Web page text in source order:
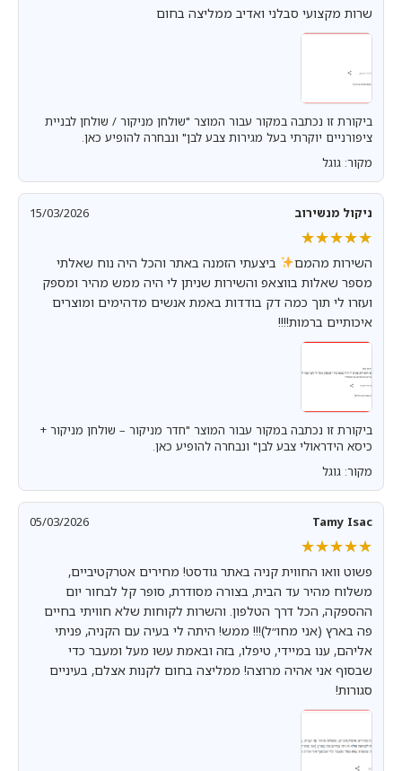
שרות מקצועי סבלני ואדיב ממליצה בחום
ביקורת זו נכתבה במקור עבור המוצר "שולחן מניקור / שולחן לבניית
ציפורניים יוקרתי בעל מגירות צבע לבן" ונבחרה להופיע כאן.
מקור: גוגל
ניקול מנשירוב 15/03/2026
★★★★★
★★★★★
השירות מהמם
ביצעתי הזמנה באתר והכל היה נוח שאלתי
מספר שאלות בווצאפ והשירות שניתן לי היה ממש מהיר ומספק
ועזרו לי תוך כמה דק בודדות באמת אנשים מדהימים ומוצרים
איכותיים ברמות!!!!
ביקורת זו נכתבה במקור עבור המוצר "חדר מניקור – שולחן מניקור +
כיסא הידראולי צבע לבן" ונבחרה להופיע כאן.
מקור: גוגל
Tamy Isac
05/03/2026
★★★★★
★★★★★
פשוט וואו החווית קניה באתר גודסט! מחירים אטרקטיביים,
משלוח מהיר עד הבית, בצורה מסודרת, סופר קל לבחור יום
ההספקה, הכל דרך הטלפון. והשרות לקוחות שלא חוויתי בחיים
פה בארץ (אני מחו״ל)!!! ממש! היתה לי בעיה עם הקניה, פניתי
אליהם, ענו במיידי, טיפלו, בזה ובאמת עשו מעל ומעבר כדי
שבסוף אני אהיה מרוצה! ממליצה בחום לקנות אצלם, בעיניים
סגורות!